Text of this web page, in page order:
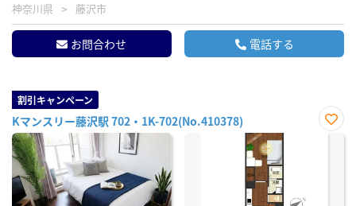
神奈川県 藤沢市
お問合わせ 電話する
割引キャンペーン
Kマンスリー藤沢駅 702・1K-702(No.410378)
お気